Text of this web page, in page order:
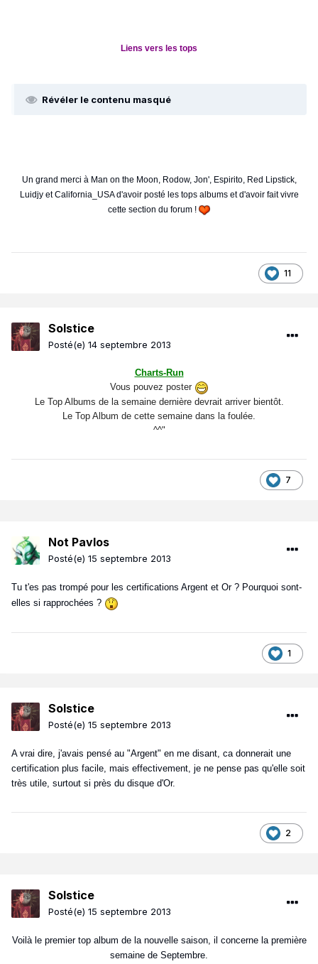
Liens vers les tops
Révéler le contenu masqué
Un grand merci à Man on the Moon, Rodow, Jon', Espirito, Red Lipstick,
Luidjy et California_USA d'avoir posté les tops albums et d'avoir fait vivre
cette section du forum !
11
Solstice
Posté(e) 14 septembre 2013
Charts-Run
Vous pouvez poster
Le Top Albums de la semaine dernière devrait arriver bientôt.
Le Top Album de cette semaine dans la foulée.
^^"
7
Not Pavlos
Posté(e) 15 septembre 2013
Tu t'es pas trompé pour les certifications Argent et Or ? Pourquoi sont-
elles si rapprochées ?
1
Solstice
Posté(e) 15 septembre 2013
A vrai dire, j'avais pensé au "Argent" en me disant, ca donnerait une
certification plus facile, mais effectivement, je ne pense pas qu'elle soit
très utile, surtout si près du disque d'Or.
2
Solstice
Posté(e) 15 septembre 2013
Voilà le premier top album de la nouvelle saison, il concerne la première
semaine de Septembre.